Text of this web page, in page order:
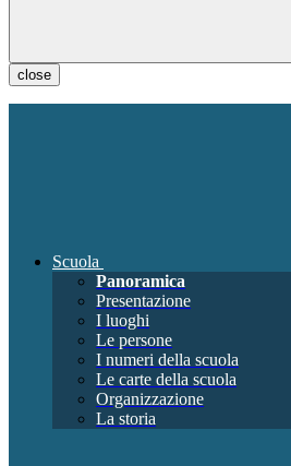
close
Scuola
Panoramica
Presentazione
I luoghi
Le persone
I numeri della scuola
Le carte della scuola
Organizzazione
La storia